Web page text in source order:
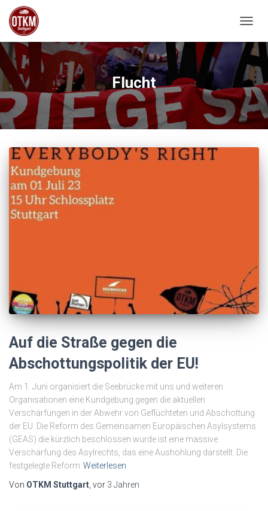
Flucht
Auf die Straße gegen die
Abschottungspolitik der EU!
Am 1. Juni organisiert die Seebrücke mit uns und weiteren
Organisationen eine Kundgebung gegen die aktuellen
Verschärfungen in der Abwehr von Geflüchteten und Abschottung
der EU. Die Reform des Gemeinsamen Europäischen Asylsystems
(GEAS) die kürzlich beschlossen wurde ist eine massive
Verschärfung des Asylrechts, das eine Aushöhlung darstellt. Die
festgelegte Reform Weiterlesen
Von OTKM Stuttgart , vor 3 Jahren